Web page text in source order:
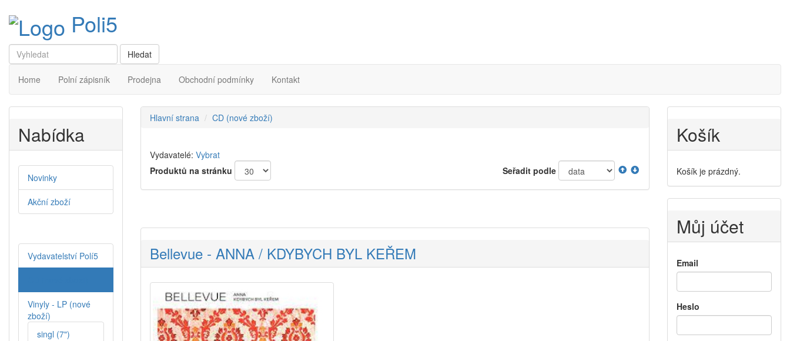
Poli5
Home Polní zápisník Prodejna Obchodní podmínky Kontakt
Hlavní strana CD (nové zboží)
Vydavatelé: Vybrat
Produktů na stránku
Seřadit podle
Bellevue - ANNA / KDYBYCH BYL KEŘEM
Nabídka
Novinky
Akční zboží
Vydavatelství Polí5
Vinyly - LP (nové
zboží)
singl (7")
Košík
Košík je prázdný.
Můj účet
Email
Heslo